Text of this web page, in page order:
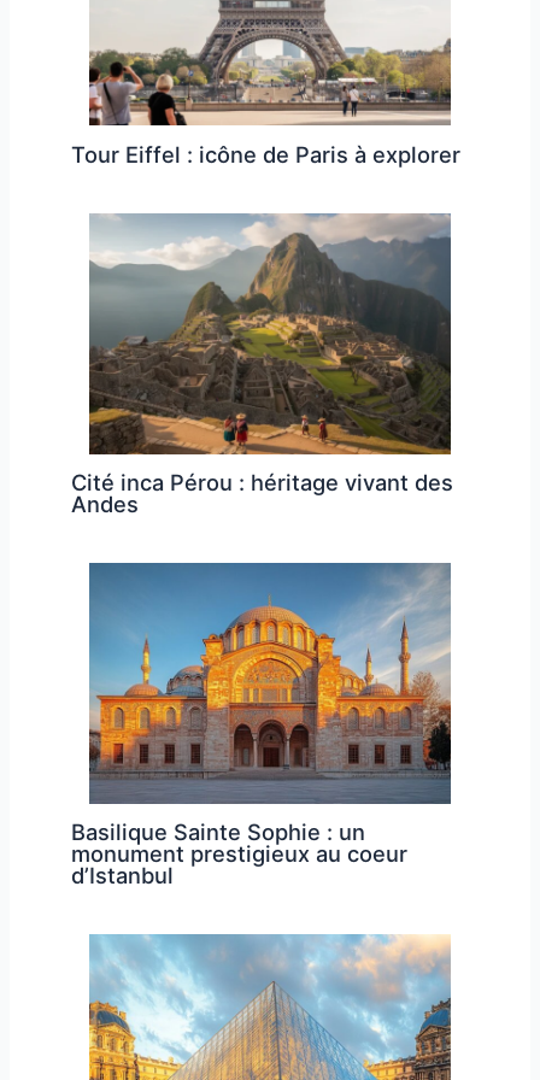
Tour Eiffel : icône de Paris à explorer
Cité inca Pérou : héritage vivant des
Andes
Basilique Sainte Sophie : un
monument prestigieux au coeur
d’Istanbul